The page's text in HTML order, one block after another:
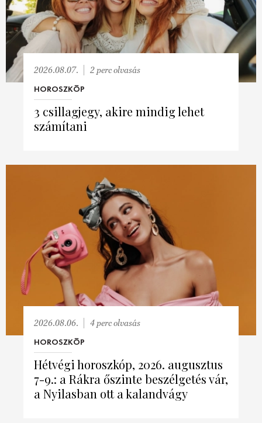
3 csillagjegy, akire mindig lehet
számítani
2026.08.07. 2 perc olvasás
HOROSZKÓP
Hétvégi horoszkóp, 2026. augusztus
7-9.: a Rákra őszinte beszélgetés vár,
a Nyilasban ott a kalandvágy
2026.08.06. 4 perc olvasás
HOROSZKÓP